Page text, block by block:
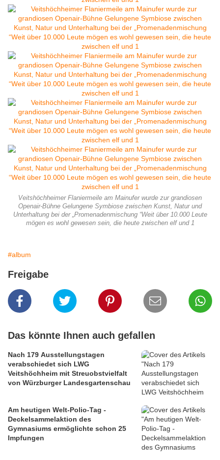
Veitshöchheimer Flaniermeile am Mainufer wurde zur grandiosen
Openair-Bühne Gelungene Symbiose zwischen Kunst, Natur und
Unterhaltung bei der „Promenadenmischung “Weit über 10.000 Leute
mögen es wohl gewesen sein, die heute zwischen elf und 1
#album
Freigabe
Das könnte Ihnen auch gefallen
Nach 179 Ausstellungstagen
verabschiedet sich LWG
Veitshöchheim mit Streuobstvielfalt
von Würzburger Landesgartenschau
Am heutigen Welt-Polio-Tag -
Deckelsammelaktion des
Gymnasiums ermöglichte schon 25
Impfungen